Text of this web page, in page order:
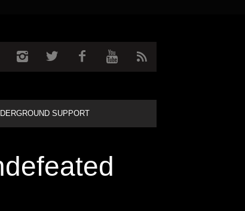
SUPPORT